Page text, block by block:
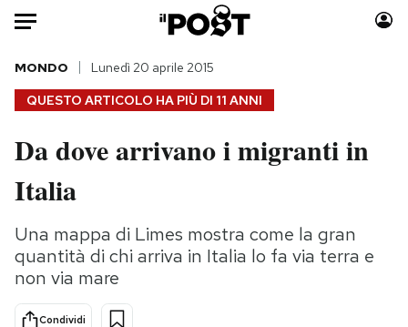
Auto
HOME
Italia
Politica
Tecnologia
Internet
Scienza
Cultura
Moda
Storie/Idee
Ok Boomer!
QUESTO ARTICOLO HA PIÙ DI 11 ANNI
MONDO Lunedì 20 aprile 2015
Da dove arrivano i migranti in
Italia
Una mappa di Limes mostra come la gran
quantità di chi arriva in Italia lo fa via terra e
non via mare
Condividi